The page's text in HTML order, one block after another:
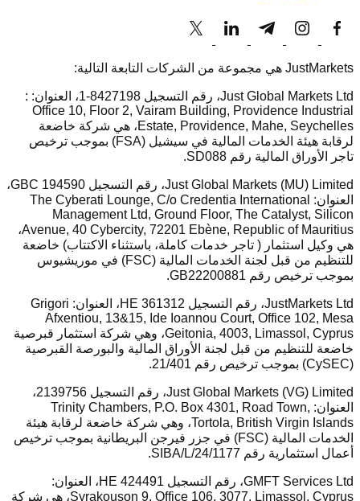
JustMarkets هي مجموعة من الشركات التابعة التالية:
Just Global Markets Ltd، رقم التسجيل 8427198-1، العنوان: :
Office 10, Floor 2, Vairam Building, Providence Industrial
Estate, Providence, Mahe, Seychelles، هي شركة خاضعة
لرقابة هيئة الخدمات المالية في سيشيل (FSA) بموجب ترخيص
تاجر الأوراق المالية رقم SD088.
Just Global Markets (MU) Limited، رقم التسجيل 194590 GBC،
العنوان: The Cyberati Lounge, C/o Credentia International
Management Ltd, Ground Floor, The Catalyst, Silicon
Avenue, 40 Cybercity, 72201 Ebène, Republic of Mauritius،
هي وكيل استثمار ( تاجر خدمات كاملة، باستثناء الاكتتاب) خاضعة
للتنظيم من قبل لجنة الخدمات المالية (FSC) في موريشيوس
بموجب ترخيص رقم GB22200881.
JustMarkets Ltd، رقم التسجيل HE 361312، العنوان: Grigori
Afxentiou, 13&15, Ide Ioannou Court, Office 102, Mesa
Geitonia, 4003, Limassol, Cyprus، وهي شركة استثمار قبرصية
خاضعة للتنظيم من قبل لجنة الأوراق المالية والبورصة القبرصية
(CySEC) بموجب ترخيص رقم 21/401.
Just Global Markets (VG) Limited، رقم التسجيل 2139756،
العنوان: Trinity Chambers, P.O. Box 4301, Road Town,
Tortola, British Virgin Islands، وهي شركة خاضعة لرقابة هيئة
الخدمات المالية (FSC) في جزر فيرجن البريطانية بموجب ترخيص
أعمال استثمارية رقم SIBA/L/24/1177.
GMFT Services Ltd، رقم التسجيل HE 424491، العنوان:
Syrakouson 9, Office 106, 3077, Limassol, Cyprus، هي شركة